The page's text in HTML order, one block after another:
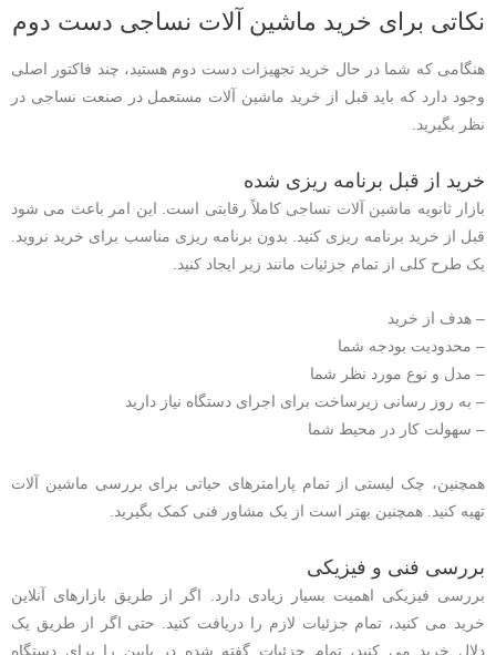
نکاتی برای خرید ماشین آلات نساجی دست دوم
هنگامی که شما در حال خرید تجهیزات دست دوم هستید، چند فاکتور اصلی
وجود دارد که باید قبل از خرید ماشین آلات مستعمل در صنعت نساجی در
نظر بگیرید.
خرید از قبل برنامه ریزی شده
بازار ثانویه ماشین آلات نساجی کاملاً رقابتی است. این امر باعث می شود
قبل از خرید برنامه ریزی کنید. بدون برنامه ریزی مناسب برای خرید نروید.
یک طرح کلی از تمام جزئیات مانند زیر ایجاد کنید.
– هدف از خرید
– محدودیت بودجه شما
– مدل و نوع مورد نظر شما
– به روز رسانی زیرساخت برای اجرای دستگاه نیاز دارید
– سهولت کار در محیط شما
همچنین، چک لیستی از تمام پارامترهای حیاتی برای بررسی ماشین آلات
تهیه کنید. همچنین بهتر است از یک مشاور فنی کمک بگیرید.
بررسی فنی و فیزیکی
بررسی فیزیکی اهمیت بسیار زیادی دارد. اگر از طریق بازارهای آنلاین
خرید می کنید، تمام جزئیات لازم را دریافت کنید. حتی اگر از طریق یک
دلال خرید می کنید، تمام جزئیات گفته شده در پایین را برای دستگاه